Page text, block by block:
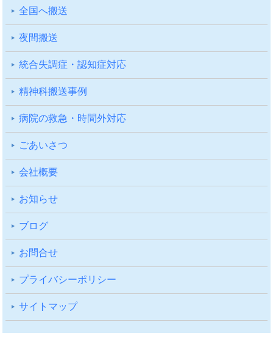
全国へ搬送
夜間搬送
統合失調症・認知症対応
精神科搬送事例
病院の救急・時間外対応
ごあいさつ
会社概要
お知らせ
ブログ
お問合せ
プライバシーポリシー
サイトマップ